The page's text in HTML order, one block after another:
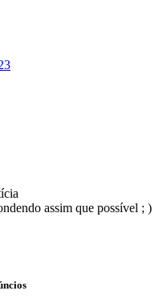
assim que possível ; )